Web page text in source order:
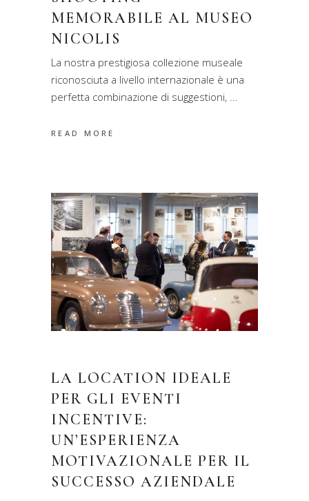
MEMORABILE AL MUSEO
NICOLIS
La nostra prestigiosa collezione museale
riconosciuta a livello internazionale è una
perfetta combinazione di suggestioni,
READ MORE
LA LOCATION IDEALE
PER GLI EVENTI
INCENTIVE:
UN’ESPERIENZA
MOTIVAZIONALE PER IL
SUCCESSO AZIENDALE